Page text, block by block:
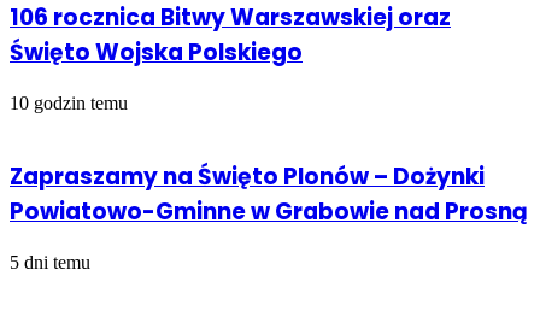
106 rocznica Bitwy Warszawskiej oraz
Święto Wojska Polskiego
10 godzin temu
Zapraszamy na Święto Plonów – Dożynki
Powiatowo-Gminne w Grabowie nad Prosną
5 dni temu